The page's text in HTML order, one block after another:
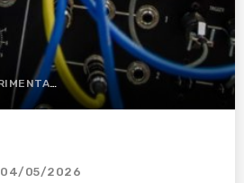
04/05/2026